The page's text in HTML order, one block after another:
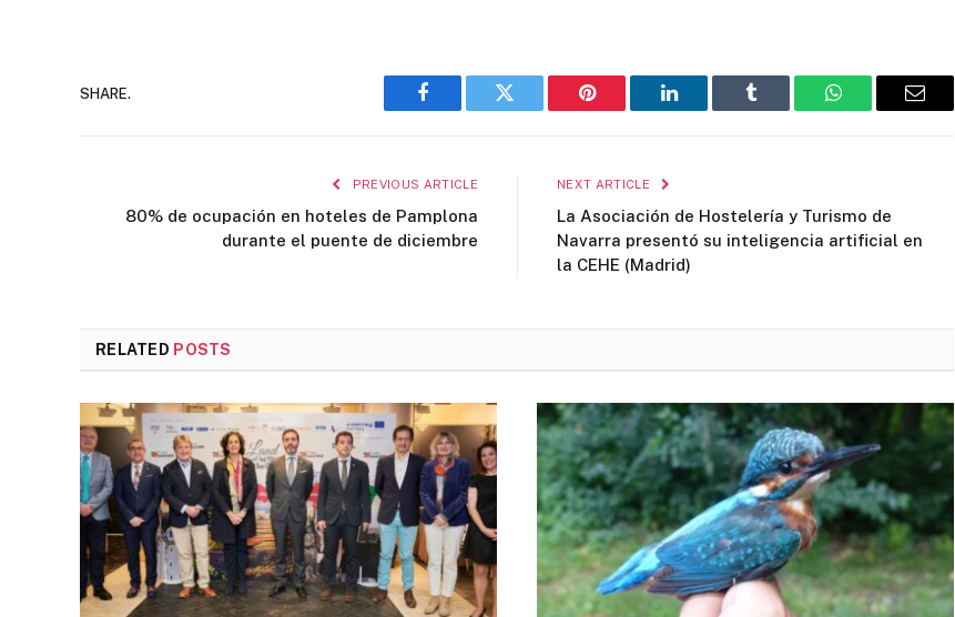
SHARE.
Facebook Twitter Pinterest LinkedIn Tumblr WhatsAppEmail
PREVIOUS ARTICLE
80% de ocupación en hoteles de Pamplona
durante el puente de diciembre
NEXT ARTICLE
La Asociación de Hostelería y Turismo de
Navarra presentó su inteligencia artificial en
la CEHE (Madrid)
RELATED POSTS